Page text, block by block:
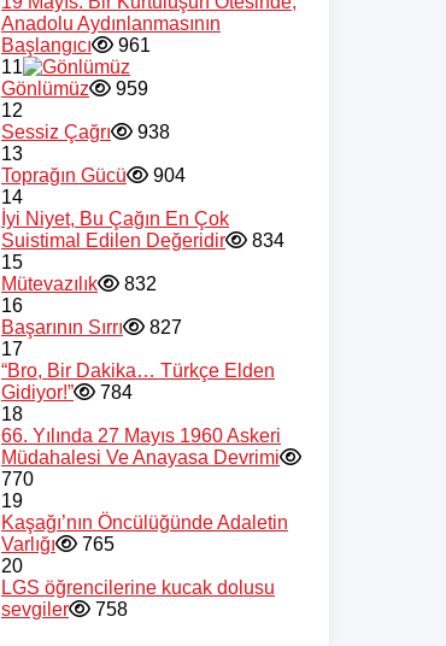
Anadolu Aydınlanmasının
Başlangıcı
961
11
Gönlümüz
959
12
Sessiz Çağrı
938
13
Toprağın Gücü
904
14
İyi Niyet, Bu Çağın En Çok
Suistimal Edilen Değeridir
834
15
Mütevazılık
832
16
Başarının Sırrı
827
17
“Bro, Bir Dakika… Türkçe Elden
Gidiyor!”
784
18
66. Yılında 27 Mayıs 1960 Askeri
Müdahalesi Ve Anayasa Devrimi
770
19
Kaşağı’nın Öncülüğünde Adaletin
Varlığı
765
20
LGS öğrencilerine kucak dolusu
sevgiler
758